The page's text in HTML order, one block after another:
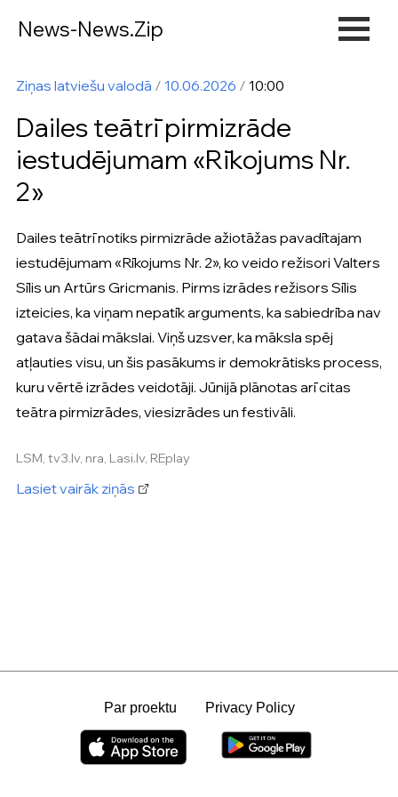
News-News.Zip
Ziņas latviešu valodā / 10.06.2026 / 10:00
Dailes teātrī pirmizrāde
iestudējumam «Rīkojums Nr.
2»
Dailes teātrī notiks pirmizrāde ažiotāžas pavadītajam
iestudējumam «Rīkojums Nr. 2», ko veido režisori Valters
Sīlis un Artūrs Gricmanis. Pirms izrādes režisors Sīlis
izteicies, ka viņam nepatīk arguments, ka sabiedrība nav
gatava šādai mākslai. Viņš uzsver, ka māksla spēj
atļauties visu, un šis pasākums ir demokrātisks process,
kuru vērtē izrādes veidotāji. Jūnijā plānotas arī citas
teātra pirmizrādes, viesizrādes un festivāli.
LSM, tv3.lv, nra, Lasi.lv, REplay
Lasiet vairāk ziņās
Par proektu Privacy Policy